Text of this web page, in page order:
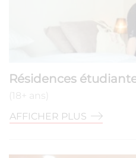
Résidences
(18+ ans)
AFFICHER PLUS